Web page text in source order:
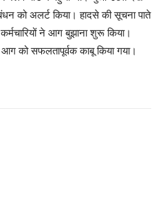
को अलर्ट किया। हादसे की सूचना पाते
ने आग बुझाना शुरू किया।
को सफलतापूर्वक काबू किया गया।